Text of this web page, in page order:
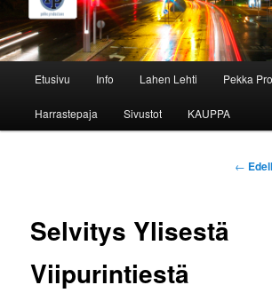
Etusivu Info Lahen Lehti Pekka
Harrastepaja Sivustot KAUPPA
←
Selvitys Ylisestä
Viipurintiestä